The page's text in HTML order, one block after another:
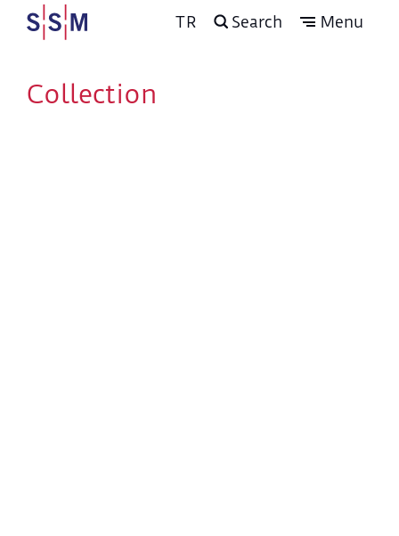
TR Search Menu
Collection